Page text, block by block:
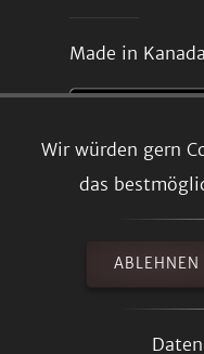
Wir würden gern
das
ABLEHNEN
Made in